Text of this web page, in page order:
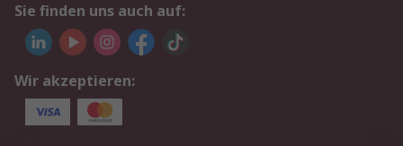
Sie finden uns auch auf:
Wir akzeptieren: